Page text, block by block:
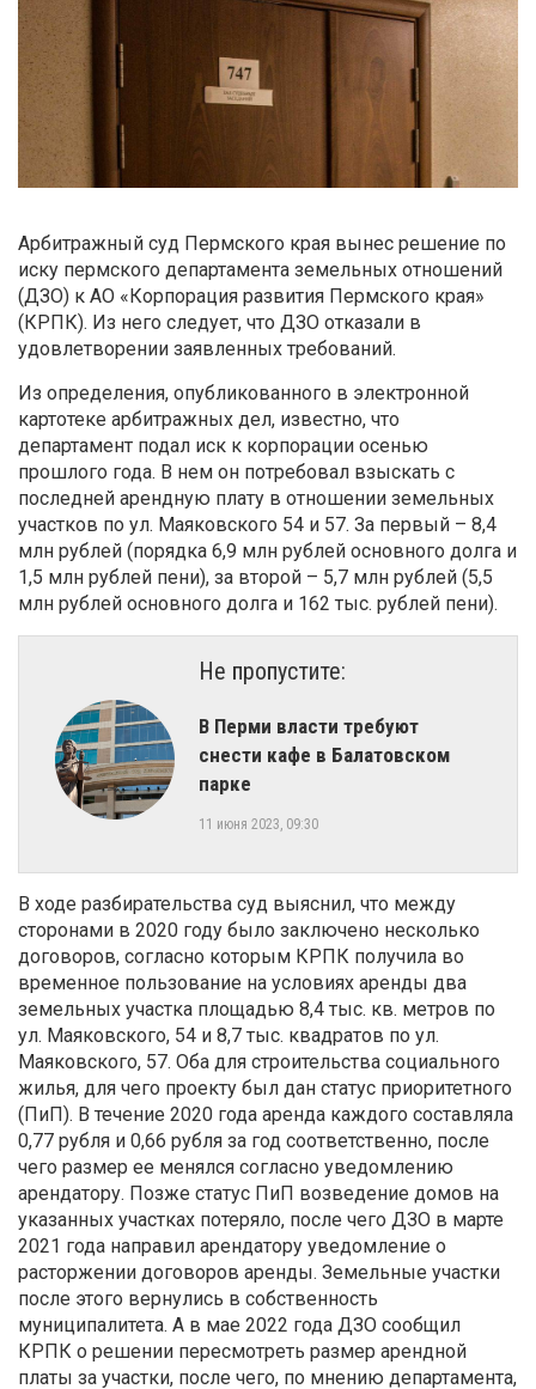
Арбитражный суд Пермского края вынес решение по
иску пермского департамента земельных отношений
(ДЗО) к АО «Корпорация развития Пермского края»
(КРПК). Из него следует, что ДЗО отказали в
удовлетворении заявленных требований.
Из определения, опубликованного в электронной
картотеке арбитражных дел, известно, что
департамент подал иск к корпорации осенью
прошлого года. В нем он потребовал взыскать с
последней арендную плату в отношении земельных
участков по ул. Маяковского 54 и 57. За первый – 8,4
млн рублей (порядка 6,9 млн рублей основного долга и
1,5 млн рублей пени), за второй – 5,7 млн рублей (5,5
млн рублей основного долга и 162 тыс. рублей пени).
Не пропустите:
​В Перми власти требуют
снести кафе в Балатовском
парке
11 июня 2023, 09:30
В ходе разбирательства суд выяснил, что между
сторонами в 2020 году было заключено несколько
договоров, согласно которым КРПК получила во
временное пользование на условиях аренды два
земельных участка площадью 8,4 тыс. кв. метров по
ул. Маяковского, 54 и 8,7 тыс. квадратов по ул.
Маяковского, 57. Оба для строительства социального
жилья, для чего проекту был дан статус приоритетного
(ПиП). В течение 2020 года аренда каждого составляла
0,77 рубля и 0,66 рубля за год соответственно, после
чего размер ее менялся согласно уведомлению
арендатору. Позже статус ПиП возведение домов на
указанных участках потеряло, после чего ДЗО в марте
2021 года направил арендатору уведомление о
расторжении договоров аренды. Земельные участки
после этого вернулись в собственность
муниципалитета. А в мае 2022 года ДЗО сообщил
КРПК о решении пересмотреть размер арендной
платы за участки, после чего, по мнению департамента,